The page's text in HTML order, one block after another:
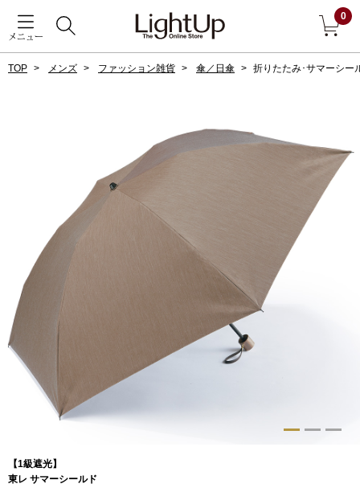
メニュー
0
すべて見る
ダーウェア
アクセサリー
戻る
ジャケット
ブルゾン
TOP メンズ ファッション雑貨 傘／日傘 折りたたみ･サマーシー
【1級遮光】
東レ サマーシールド